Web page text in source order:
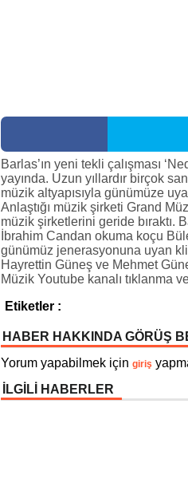
Barlas’ın yeni tekli çalışması
yayında. Uzun yıllardır birçok
müzik altyapısıyla günümüze
Anlaştığı müzik şirketi Grand
müzik şirketlerini geride bıraktı.
İbrahim Candan okuma koçu
günümüz jenerasyonuna uyan
Hayrettin Güneş ve Mehmet
Müzik Youtube kanalı tıklanma
Etiketler :
HABER HAKKINDA GÖRÜŞ
Yorum yapabilmek için giriş
İLGİLİ HABERLER